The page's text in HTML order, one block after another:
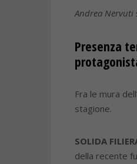
Andrea Nervuti
Presenza
Fra le mura
stagione.
SOLIDA
della recente